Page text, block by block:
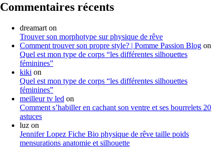
Commentaires récents
dreamart on
Trouver son morphotype sur physique de rêve
Comment trouver son propre style? | Pomme Passion Blog on
Quel est mon type de corps “les différentes silhouettes
féminines”
kiki on
Quel est mon type de corps “les différentes silhouettes
féminines”
meilleur tv led on
Comment s’habiller en cachant son ventre et ses bourrelets 20
astuces
luz on
Jennifer Lopez Fiche Bio physique de rêve taille poids
mensurations anatomie et silhouette